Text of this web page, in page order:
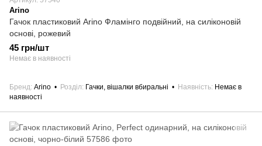
Arino
Гачок пластиковий Arino Фламінго подвійний, на силіконовій
основі, рожевий
45 грн/шт
Немає в наявності
Бренд Arino Розділ Гачки, вішалки вбиральні Наявність Немає в
наявності